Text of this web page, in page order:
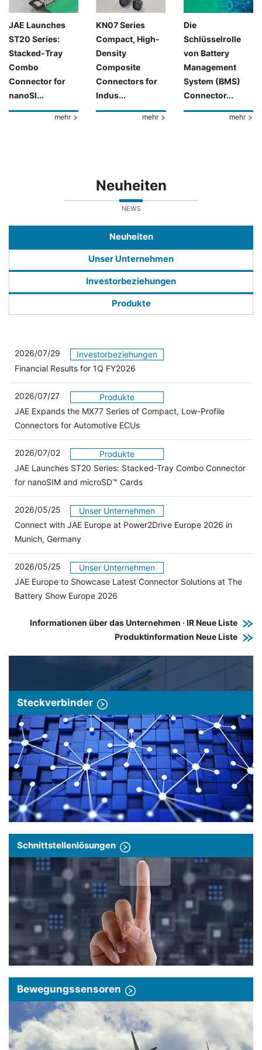
JAE Launches
ST20 Series:
Stacked-Tray
Combo
Connector for
nanoSI...
mehr
KN07 Series
Compact, High-
Density
Composite
Connectors for
Indus...
mehr
Die
Schlüsselrolle
von Battery
Management
System (BMS)
Connector...
mehr
Neuheiten
NEWS
Neuheiten
Unser Unternehmen
Investorbeziehungen
Produkte
2026/07/29
Investorbeziehungen
Financial Results for 1Q FY2026
2026/07/27
Produkte
JAE Expands the MX77 Series of Compact, Low-Profile
Connectors for Automotive ECUs
2026/07/02
Produkte
JAE Launches ST20 Series: Stacked-Tray Combo Connector
for nanoSIM and microSD™ Cards
2026/05/25
Unser Unternehmen
Connect with JAE Europe at Power2Drive Europe 2026 in
Munich, Germany
2026/05/25
Unser Unternehmen
JAE Europe to Showcase Latest Connector Solutions at The
Battery Show Europe 2026
Informationen über das Unternehmen · IR Neue Liste
Produktinformation Neue Liste
Steckverbinder
Schnittstellenlösungen
Bewegungssensoren